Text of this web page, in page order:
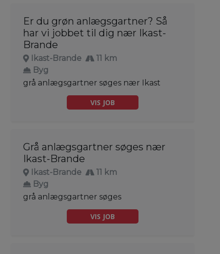
Er du grøn anlægsgartner? Så
har vi jobbet til dig nær Ikast-
Brande
Ikast-Brande
11 km
Byg
grå anlægsgartner søges nær Ikast
VIS JOB
Grå anlægsgartner søges nær
Ikast-Brande
Ikast-Brande
11 km
Byg
grå anlægsgartner søges
VIS JOB